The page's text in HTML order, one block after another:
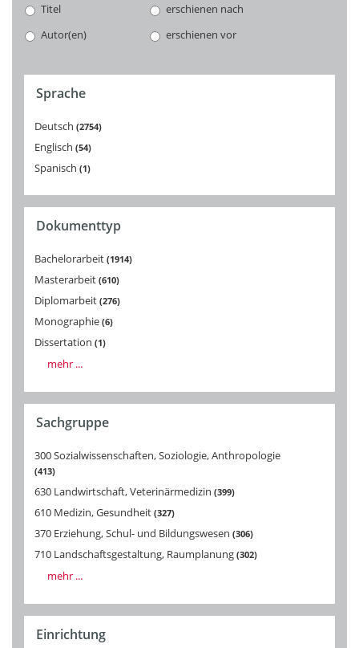
Titel
erschienen nach
Autor(en)
erschienen vor
Sprache
Deutsch 2754
Englisch 54
Spanisch 1
Dokumenttyp
Bachelorarbeit 1914
Masterarbeit 610
Diplomarbeit 276
Monographie 6
Dissertation 1
mehr ...
Sachgruppe
300 Sozialwissenschaften, Soziologie, Anthropologie
413
630 Landwirtschaft, Veterinärmedizin 399
610 Medizin, Gesundheit 327
370 Erziehung, Schul- und Bildungswesen 306
710 Landschaftsgestaltung, Raumplanung 302
mehr ...
Einrichtung